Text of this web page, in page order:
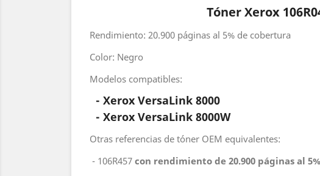
Tóner Xerox
Rendimiento: 20.900 páginas al 5% de cobertura
Color: Negro
Modelos compatibles:
- Xerox VersaLink 8000
- Xerox VersaLink 8000W
Otras referencias de tóner OEM equivalentes:
- 106R457 con rendimiento de 20.900 páginas al